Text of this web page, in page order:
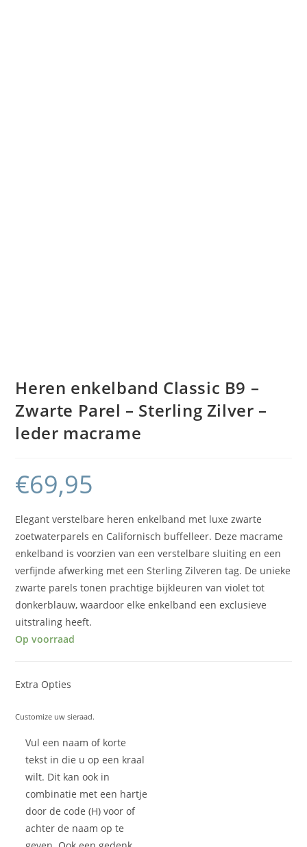
Heren enkelband Classic B9 –
Zwarte Parel – Sterling Zilver –
leder macrame
€69,95
Elegant verstelbare heren enkelband met luxe zwarte
zoetwaterparels en Californisch buffelleer. Deze macrame
enkelband is voorzien van een verstelbare sluiting en een
verfijnde afwerking met een Sterling Zilveren tag. De unieke
zwarte parels tonen prachtige bijkleuren van violet tot
donkerblauw, waardoor elke enkelband een exclusieve
uitstraling heeft.
Op voorraad
Extra Opties
Customize uw sieraad.
Vul een naam of korte
tekst in die u op een kraal
wilt. Dit kan ook in
combinatie met een hartje
door de code (H) voor of
achter de naam op te